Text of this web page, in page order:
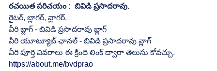
రచయిత పరిచయం :  బివిడి ప్రసాదరావు.
రైటర్, బ్లాగర్, వ్లాగర్.
వీరి బ్లాగ్ - బివిడి ప్రసాదరావు బ్లాగ్
వీరి యూట్యూబ్ ఛానల్ - బివిడి ప్రసాదరావు వ్లాగ్
వీరి పూర్తి వివరాలు ఈ క్రింది లింక్ ద్వారా తెలుసు కోవచ్చు.
https://about.me/bvdprao